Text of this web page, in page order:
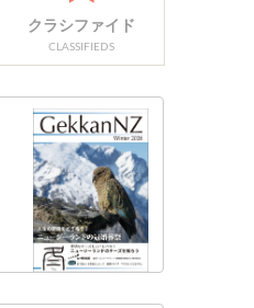
クラシファイド
CLASSIFIEDS